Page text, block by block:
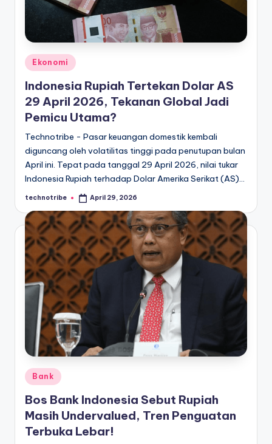
m
In
d
o
n
si
a
k
t
u
a
ekonomi
secara
cepat,
akurat,
dan
terpercaya.
Posted
in
Ekonomi
Indonesia Rupiah Tertekan Dolar AS
29 April 2026, Tekanan Global Jadi
Pemicu Utama?
Technotribe - Pasar keuangan domestik kembali
diguncang oleh volatilitas tinggi pada penutupan bulan
April ini. Tepat pada tanggal 29 April 2026, nilai tukar
Indonesia Rupiah terhadap Dolar Amerika Serikat (AS)…
Posted
technotribe April 29, 2026
Posted
in
Bank
Bos Bank Indonesia Sebut Rupiah
Masih Undervalued, Tren Penguatan
Terbuka Lebar!